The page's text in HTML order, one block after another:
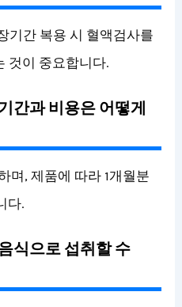
기간 복용 시 혈액검사를
것이 중요합니다.
간과 비용은 어떻게
며, 제품에 따라 1개월분
다.
식으로 섭취할 수